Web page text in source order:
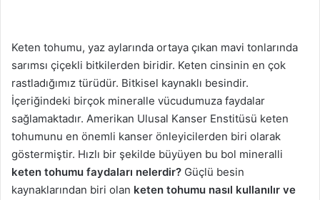
X t
a
g
ö
n
d
Keten tohumu, yaz aylarında ortaya çıkan mavi tonlarında
sarımsı çiçekli bitkilerden biridir. Keten cinsinin en çok
rastladığımız türüdür. Bitkisel kaynaklı besindir.
İçeriğindeki birçok mineralle vücudumuza faydalar
sağlamaktadır. Amerikan Ulusal Kanser Enstitüsü keten
tohumunu en önemli kanser önleyicilerden biri olarak
göstermiştir. Hızlı bir şekilde büyüyen bu bol mineralli
keten tohumu faydaları nelerdir? Güçlü besin
kaynaklarından biri olan keten tohumu nasıl kullanılır ve